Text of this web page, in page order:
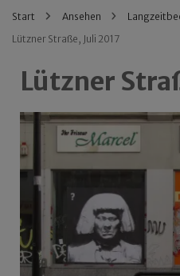
Start Ansehen
Lützner Straße, Juli 2017
Lützner